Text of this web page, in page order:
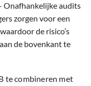
Onafhankelijke audits
zorgen voor een
de risico’s
de bovenkant te
te combineren met